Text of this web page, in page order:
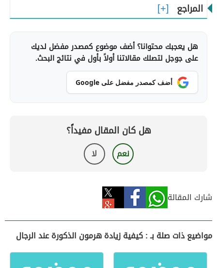
المراجع
هل يعجبك محتوانا؟ أضف موضوع كمصدر مفضل لديك
على جوجل لتصلك مقالاتنا أولاً بأول في نتائج البحث.
أضف كمصدر مفضل على Google
هل كان المقال مفيداً؟
نعم لا
شارك المقالة
مواضيع ذات صلة بـ : كيفية زيادة هرمون الذكورة عند الرجال